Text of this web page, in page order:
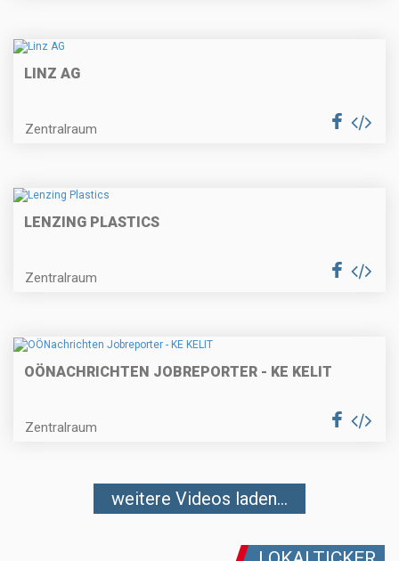
LINZ AG
Zentralraum
LENZING PLASTICS
Zentralraum
OÖNACHRICHTEN JOBREPORTER - KE KELIT
Zentralraum
weitere Videos laden...